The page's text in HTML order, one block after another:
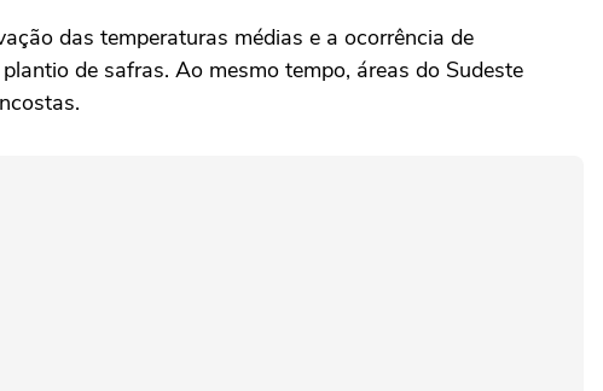
das temperaturas médias e a ocorrência de
de safras. Ao mesmo tempo, áreas do Sudeste